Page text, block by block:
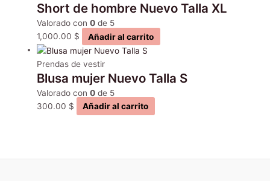
Short de hombre Nuevo Talla XL
Valorado con0 de 5
1,000.00 $ Añadir al carrito
Prendas de vestir
Blusa mujer Nuevo Talla S
Valorado con0 de 5
300.00 $ Añadir al carrito